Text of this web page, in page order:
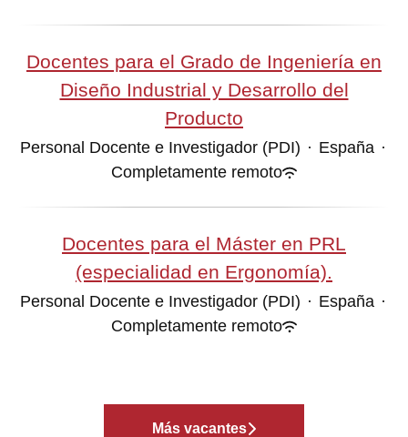
Docentes para el Grado de Ingeniería en
Diseño Industrial y Desarrollo del
Producto
Personal Docente e Investigador (PDI) · España ·
Completamente remoto
Docentes para el Máster en PRL
(especialidad en Ergonomía).
Personal Docente e Investigador (PDI) · España ·
Completamente remoto
Más vacantes